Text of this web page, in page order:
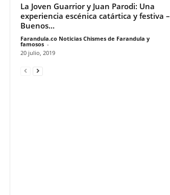
La Joven Guarrior y Juan Parodi: Una
experiencia escénica catártica y festiva –
Buenos...
Farandula.co Noticias Chismes de Farandula y
famosos -
20 julio, 2019